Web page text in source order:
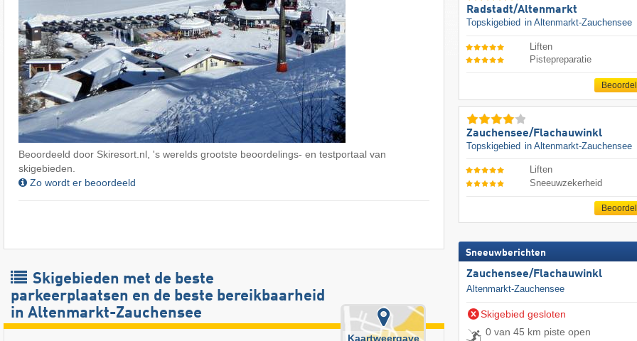
Beoordeeld door Skiresort.nl, 's werelds grootste beoordelings- en testportaal van
skigebieden.
Zo wordt er beoordeeld
Skigebieden met de beste
parkeerplaatsen en de beste bereikbaarheid
in Altenmarkt-Zauchensee
Kaartweergave
Radstadt/​Altenmarkt
Topskigebied in Altenmarkt-Zauchensee
Liften
Pistepreparatie
Zauchensee/​Flachauwinkl
Topskigebied in Altenmarkt-Zauchensee
Liften
Sneeuwzekerheid
Sneeuwberichten
Zauchensee/​Flachauwinkl
Altenmarkt-Zauchensee
Skigebied gesloten
0 van 45 km piste open